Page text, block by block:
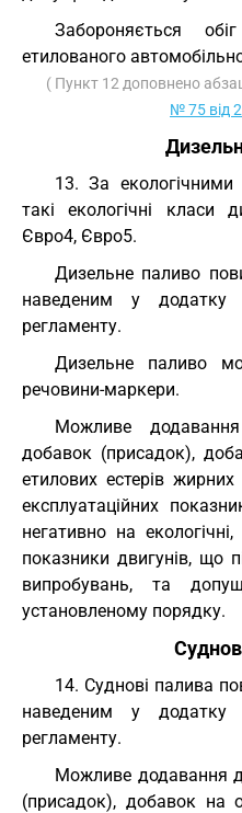
Забороняється
етилованого
( Пункт 12 доповнено
№ 75 від
13. За екологічними
такі екологічні класи
Євро4, Євро5.
Дизельне паливо
наведеним у
регламенту.
Дизельне паливо
речовини-маркери.
Можливе
добавок (присадок),
етилових естерів
експлуатаційних
негативно на
показники двигунів, що
випробувань, та
установленому порядку.
14. Суднові палива
наведеним у
регламенту.
Можливе додавання
(присадок), добавок на